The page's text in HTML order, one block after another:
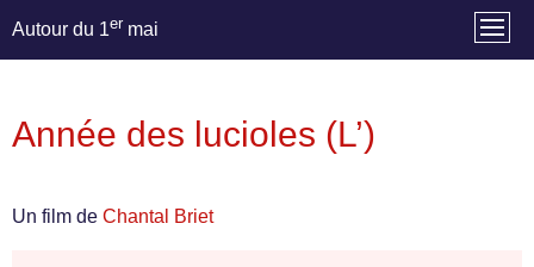
Autour du 1er mai
Année des lucioles (L’)
Un film de Chantal Briet